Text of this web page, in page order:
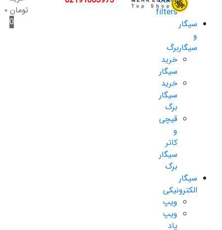
filters
سیگار
و
سیگاربرگ
خرید
سیگار
خرید
سیگار
برگ
قیچی
و
کاتر
سیگار
برگ
سیگار
الکترونیکی
ویپ
ویپ
پاد
تومان۰
0